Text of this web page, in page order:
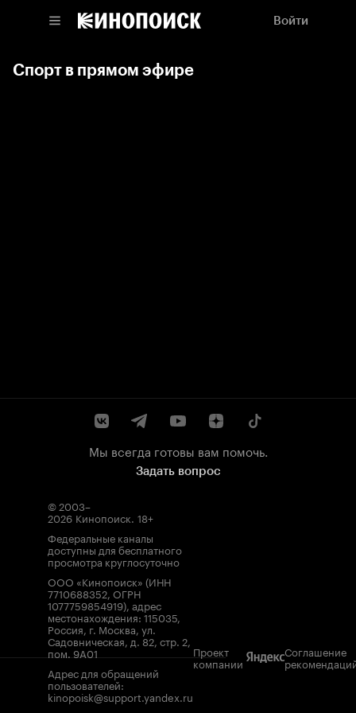
Войти
Спорт в прямом эфире
Мы всегда готовы вам помочь.
Задать вопрос
© 2003–
2026 Кинопоиск. 18+
Федеральные каналы
доступны для бесплатного
просмотра круглосуточно
ООО «Кинопоиск» (ИНН
7710688352, ОГРН
1077759854919), адрес
местонахождения: 115035,
Россия, г. Москва, ул.
Садовническая, д. 82, стр. 2,
пом. 9А01
Адрес для обращений
пользователей:
kinopoisk@support.yandex.ru
Проект
компании
Соглашение